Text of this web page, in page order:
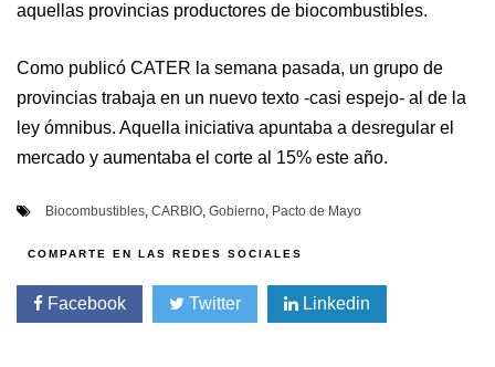
aquellas provincias productores de biocombustibles.
Como publicó CATER la semana pasada, un grupo de
provincias trabaja en un nuevo texto -casi espejo- al de la
ley ómnibus. Aquella iniciativa apuntaba a desregular el
mercado y aumentaba el corte al 15% este año.
Biocombustibles, CARBIO, Gobierno, Pacto de Mayo
Facebook Twitter Linkedin